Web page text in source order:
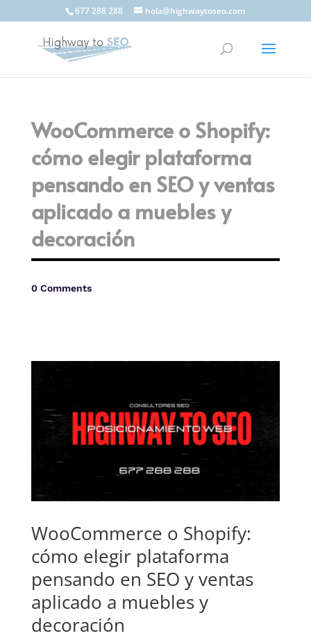
677 288 288 hola@highwaytoseo.com
WooCommerce o Shopify:
cómo elegir plataforma
pensando en SEO y ventas
aplicado a muebles y
decoración
0 Comments
WooCommerce o Shopify:
cómo elegir plataforma
pensando en SEO y ventas
aplicado a muebles y
decoración